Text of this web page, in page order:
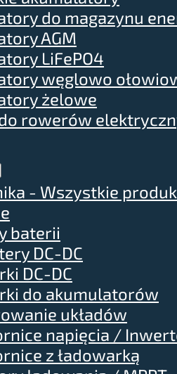
do magazynu
AGM
LiFePO4
węglowo
żelowe
rowerów
- Wszystkie
baterii
DC-DC
DC-DC
do akumulatorów
układów
napięcia /
z ładowarką